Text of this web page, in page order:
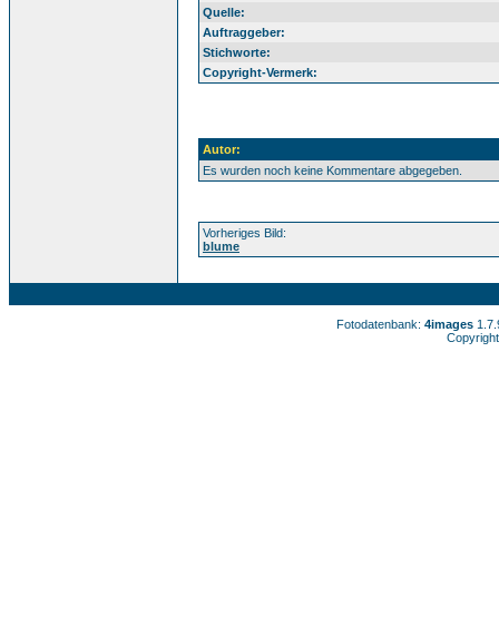
Quelle:
Auftraggeber:
Stichworte:
Copyright-Vermerk:
Autor:
Es wurden noch keine Kommentare abgegeben.
Vorheriges Bild:
blume
Fotodatenbank: 4images